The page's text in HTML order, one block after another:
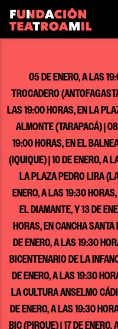
05 DE ENERO, A LAS
TROCADERO
LAS 19:00 HORAS, EN LA
ALMONTE (TARAPACÁ) |
19:00 HORAS, EN EL
(IQUIQUE) | 10 DE ENERO, A
LA PLAZA PEDRO LIRA
ENERO, A LAS 19:30
EL DIAMANTE, Y 13 DE
HORAS, EN CANCHA
DE ENERO, A LAS 19:30
BICENTENARIO DE LA
DE ENERO, A LAS 19:30
LA CULTURA ANSELMO
DE ENERO, A LAS 19:30
BIC (PIRQUE) | 17 DE